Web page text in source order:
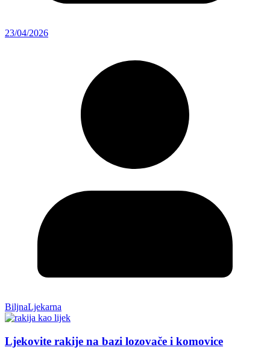
23/04/2026
BiljnaLjekarna
Ljekovite rakije na bazi lozovače i komovice